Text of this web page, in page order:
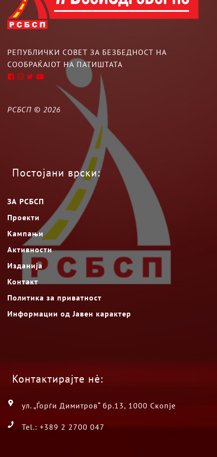
РЕПУБЛИЧКИ СОВЕТ ЗА БЕЗБЕДНОСТ НА
СООБРАЌАЈОТ НА ПАТИШТАТА
РСБСП © 2026
Постојани врски:
ЗА РСБСП
Проекти
Кампањи
Активности
Изданија
Контакт
Политика за приватност
Информации од Јавен карактер
Контактирајте нè:
ул. „Ѓорѓи Димитров“ бр.13, 1000 Скопје
Tel.: +389 2 2700 047